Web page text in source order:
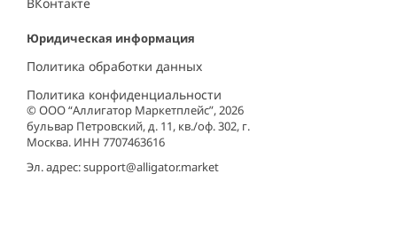
Юридическая информация
Политика обработки данных
Политика конфиденциальности
© ООО “Аллигатор Маркетплейс”, 2026
бульвар Петровский, д. 11, кв./оф. 302, г.
Москва. ИНН 7707463616
Эл. адрес:support@alligator.market